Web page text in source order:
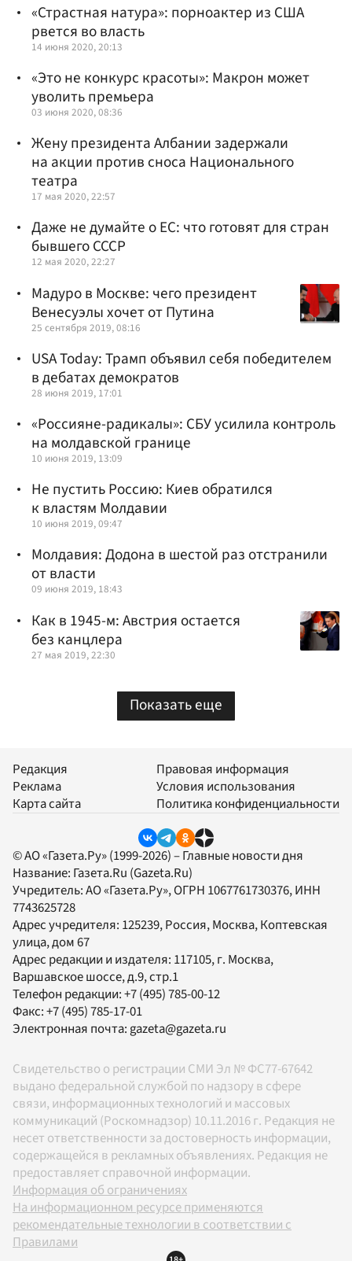
«Страстная натура»: порноактер из США
рвется во власть
14 июня 2020, 20:13
«Это не конкурс красоты»: Макрон может
уволить премьера
03 июня 2020, 08:36
Жену президента Албании задержали
на акции против сноса Национального
театра
17 мая 2020, 22:57
Даже не думайте о ЕС: что готовят для стран
бывшего СССР
12 мая 2020, 22:27
Мадуро в Москве: чего президент
Венесуэлы хочет от Путина
25 сентября 2019, 08:16
USA Today: Трамп объявил себя победителем
в дебатах демократов
28 июня 2019, 17:01
«Россияне-радикалы»: СБУ усилила контроль
на молдавской границе
10 июня 2019, 13:09
Не пустить Россию: Киев обратился
к властям Молдавии
10 июня 2019, 09:47
Молдавия: Додона в шестой раз отстранили
от власти
09 июня 2019, 18:43
Как в 1945-м: Австрия остается
без канцлера
27 мая 2019, 22:30
Показать еще
Редакция
Реклама
Карта сайта
Правовая информация
Условия использования
Политика конфиденциальности
© АО «Газета.Ру» (1999-2026) – Главные новости дня
Название: Газета.Ru (Gazeta.Ru)
Учредитель:АО «Газета.Ру», ОГРН 1067761730376, ИНН
7743625728
Адрес учредителя: 125239, Россия, Москва, Коптевская
улица, дом 67
Адрес редакции и издателя: 117105, г. Москва,
Варшавское шоссе, д.9, стр.1
Телефон редакции:+7 (495) 785-00-12
Факс:+7 (495) 785-17-01
Электронная почта:gazeta@gazeta.ru
Свидетельство о регистрации СМИ Эл № ФС77-67642
выдано федеральной службой по надзору в сфере
связи, информационных технологий и массовых
коммуникаций (Роскомнадзор) 10.11.2016 г. Редакция не
несет ответственности за достоверность информации,
содержащейся в рекламных объявлениях. Редакция не
предоставляет справочной информации.
Информация об ограничениях
На информационном ресурсе применяются
рекомендательные технологии в соответствии с
Правилами